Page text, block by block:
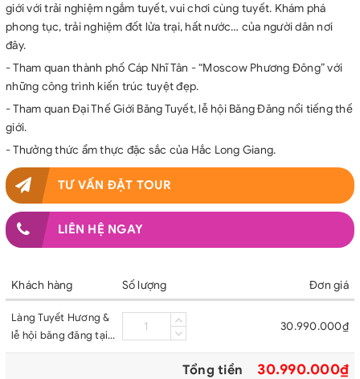
giới với trải nghiệm ngắm tuyết, vui chơi cùng tuyết. Khám phá
phong tục, trải nghiệm đốt lửa trại, hất nước… của người dân nơi
đây.
- Tham quan thành phố Cáp Nhĩ Tân - “Moscow Phương Đông” với
những công trình kiến trúc tuyệt đẹp.
- Tham quan Đại Thế Giới Băng Tuyết, lễ hội Băng Đăng nổi tiếng thế
giới.
- Thưởng thức ẩm thực đặc sắc của Hắc Long Giang.
TƯ VẤN ĐẶT TOUR
LIÊN HỆ NGAY
Khách hàng Số lượng Đơn giá
Làng Tuyết Hương &
lễ hội băng đăng tại
30.990.000₫
Tổng tiền 30.990.000₫